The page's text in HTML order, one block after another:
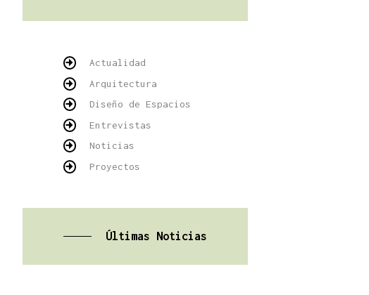
Actualidad
Arquitectura
Diseño de Espacios
Entrevistas
Noticias
Proyectos
Últimas Noticias